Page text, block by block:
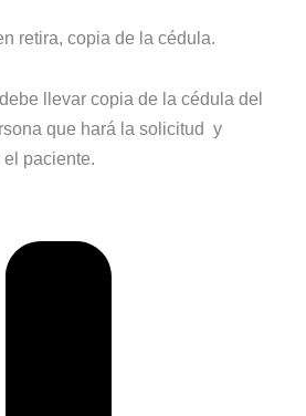
retira, copia de la cédula.
llevar copia de la cédula del
que hará la solicitud y
paciente.